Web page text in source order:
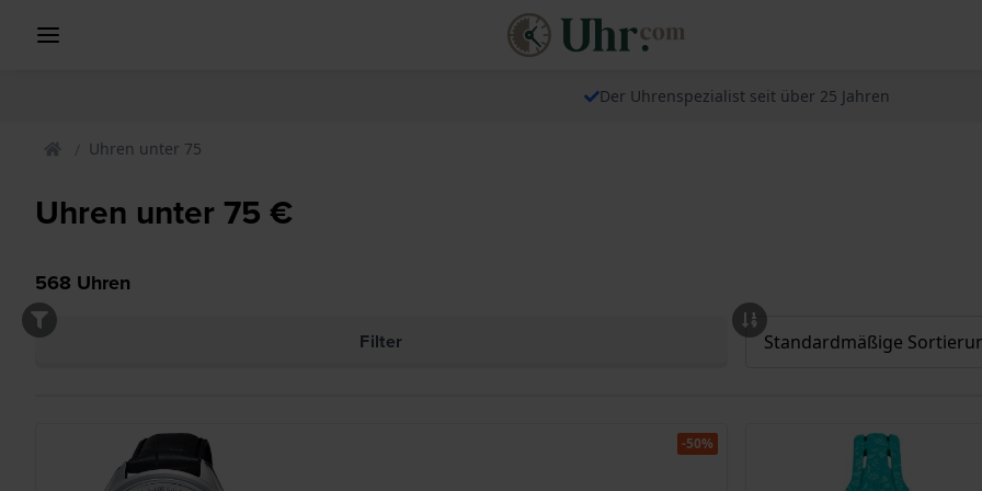
Der Uhrenspezialist seit über 25 Jahren
Uhren unter 75
Uhren unter 75 €
568 Uhren
Filter
-50%